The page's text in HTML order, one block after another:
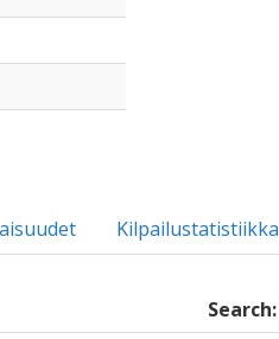
Kilpailustatistiikka
Search: